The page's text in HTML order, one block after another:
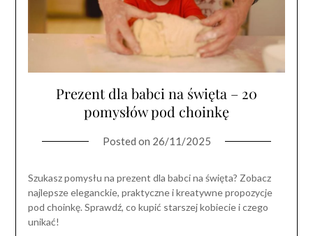
Prezent dla babci na święta – 20
pomysłów pod choinkę
Posted on 26/11/2025
Szukasz pomysłu na prezent dla babci na święta? Zobacz
najlepsze eleganckie, praktyczne i kreatywne propozycje
pod choinkę. Sprawdź, co kupić starszej kobiecie i czego
unikać!